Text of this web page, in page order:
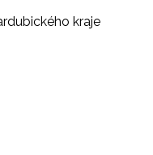
kraje